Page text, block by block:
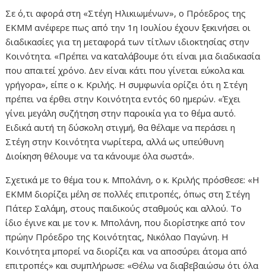
Σε ό,τι αφορά στη «Στέγη Ηλικιωμένων», ο Πρόεδρος της
ΕΚΜΜ ανέφερε πως από την 1η Ιουλίου έχουν ξεκινήσει οι
διαδικασίες για τη μεταφορά των τίτλων ιδιοκτησίας στην
Κοινότητα. «Πρέπει να καταλάβουμε ότι είναι μια διαδικασία
που απαιτεί χρόνο. Δεν είναι κάτι που γίνεται εύκολα και
γρήγορα», είπε ο κ. Κριλής. Η συμφωνία ορίζει ότι η Στέγη
πρέπει να έρθει στην Κοινότητα εντός 60 ημερών. «Έχει
γίνει μεγάλη συζήτηση στην παροικία για το θέμα αυτό.
Ειδικά αυτή τη δύσκολη στιγμή, θα θέλαμε να περάσει η
Στέγη στην Κοινότητα νωρίτερα, αλλά ως υπεύθυνη
Διοίκηση θέλουμε να τα κάνουμε όλα σωστά».
Σχετικά με το θέμα του κ. Μπολάνη, ο κ. Κριλής πρόσθεσε: «Η
ΕΚΜΜ διορίζει μέλη σε πολλές επιτροπές, όπως στη Στέγη
Πάτερ Σαλάμη, στους παιδικούς σταθμούς και αλλού. Το
ίδιο έγινε και με τον κ. Μπολάνη, που διορίστηκε από τον
πρώην Πρόεδρο της Κοινότητας, Νικόλαο Παγώνη. Η
Κοινότητα μπορεί να διορίζει και να αποσύρει άτομα από
επιτροπές» και συμπλήρωσε: «Θέλω να διαβεβαιώσω ότι όλα